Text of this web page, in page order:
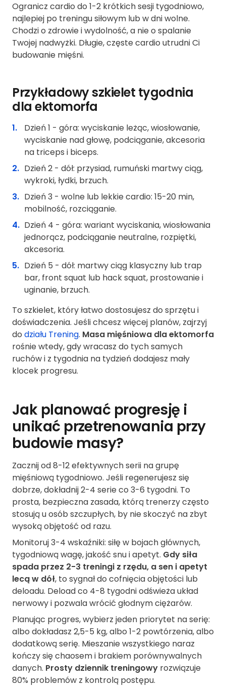
Ogranicz cardio do 1-2 krótkich sesji tygodniowo,
najlepiej po treningu siłowym lub w dni wolne.
Chodzi o zdrowie i wydolność, a nie o spalanie
Twojej nadwyżki. Długie, częste cardio utrudni Ci
budowanie mięśni.
Przykładowy szkielet tygodnia
dla ektomorfa
Dzień 1 - góra: wyciskanie leżąc, wiosłowanie,
wyciskanie nad głowę, podciąganie, akcesoria
na triceps i biceps.
Dzień 2 - dół: przysiad, rumuński martwy ciąg,
wykroki, łydki, brzuch.
Dzień 3 - wolne lub lekkie cardio: 15-20 min,
mobilność, rozciąganie.
Dzień 4 - góra: wariant wyciskania, wiosłowania
jednorącz, podciąganie neutralne, rozpiętki,
akcesoria.
Dzień 5 - dół: martwy ciąg klasyczny lub trap
bar, front squat lub hack squat, prostowanie i
uginanie, brzuch.
To szkielet, który łatwo dostosujesz do sprzętu i
doświadczenia. Jeśli chcesz więcej planów, zajrzyj
do działu Trening. Masa mięśniowa dla ektomorfa
rośnie wtedy, gdy wracasz do tych samych
ruchów i z tygodnia na tydzień dodajesz mały
klocek progresu.
Jak planować progresję i
unikać przetrenowania przy
budowie masy?
Zacznij od 8-12 efektywnych serii na grupę
mięśniową tygodniowo. Jeśli regenerujesz się
dobrze, dokładnij 2-4 serie co 3-6 tygodni. To
prosta, bezpieczna zasada, którą trenerzy często
stosują u osób szczupłych, by nie skoczyć na zbyt
wysoką objętość od razu.
Monitoruj 3-4 wskaźniki: siłę w bojach głównych,
tygodniową wagę, jakość snu i apetyt. Gdy siła
spada przez 2-3 treningi z rzędu, a sen i apetyt
lecą w dół, to sygnał do cofnięcia objętości lub
deloadu. Deload co 4-8 tygodni odświeża układ
nerwowy i pozwala wrócić głodnym ciężarów.
Planując progres, wybierz jeden priorytet na serię:
albo dokładasz 2,5-5 kg, albo 1-2 powtórzenia, albo
dodatkową serię. Mieszanie wszystkiego naraz
kończy się chaosem i brakiem porównywalnych
danych. Prosty dziennik treningowy rozwiązuje
80% problemów z kontrolą postępu.